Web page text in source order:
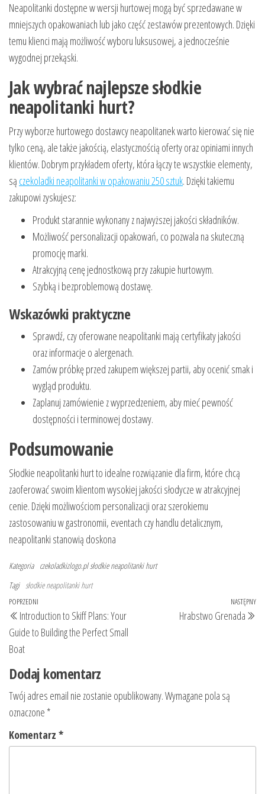
Neapolitanki dostępne w wersji hurtowej mogą być sprzedawane w
mniejszych opakowaniach lub jako część zestawów prezentowych. Dzięki
temu klienci mają możliwość wyboru luksusowej, a jednocześnie
wygodnej przekąski.
Jak wybrać najlepsze słodkie
neapolitanki hurt?
Przy wyborze hurtowego dostawcy neapolitanek warto kierować się nie
tylko ceną, ale także jakością, elastycznością oferty oraz opiniami innych
klientów. Dobrym przykładem oferty, która łączy te wszystkie elementy,
są czekoladki neapolitanki w opakowaniu 250 sztuk. Dzięki takiemu
zakupowi zyskujesz:
Produkt starannie wykonany z najwyższej jakości składników.
Możliwość personalizacji opakowań, co pozwala na skuteczną
promocję marki.
Atrakcyjną cenę jednostkową przy zakupie hurtowym.
Szybką i bezproblemową dostawę.
Wskazówki praktyczne
Sprawdź, czy oferowane neapolitanki mają certyfikaty jakości
oraz informacje o alergenach.
Zamów próbkę przed zakupem większej partii, aby ocenić smak i
wygląd produktu.
Zaplanuj zamówienie z wyprzedzeniem, aby mieć pewność
dostępności i terminowej dostawy.
Podsumowanie
Słodkie neapolitanki hurt to idealne rozwiązanie dla firm, które chcą
zaoferować swoim klientom wysokiej jakości słodycze w atrakcyjnej
cenie. Dzięki możliwościom personalizacji oraz szerokiemu
zastosowaniu w gastronomii, eventach czy handlu detalicznym,
neapolitanki stanowią doskona
Kategoria czekoladkizlogo.plsłodkie neapolitanki hurt
Tagi słodkie neapolitanki hurt
Nawigacja
wpisu
Poprzedni
wpis
POPRZEDNI
Introduction to Skiff Plans: Your
Guide to Building the Perfect Small
Boat
NASTĘPNY
Hrabstwo Grenada
Dodaj komentarz
Twój adres email nie zostanie opublikowany.Wymagane pola są
oznaczone *
Komentarz *